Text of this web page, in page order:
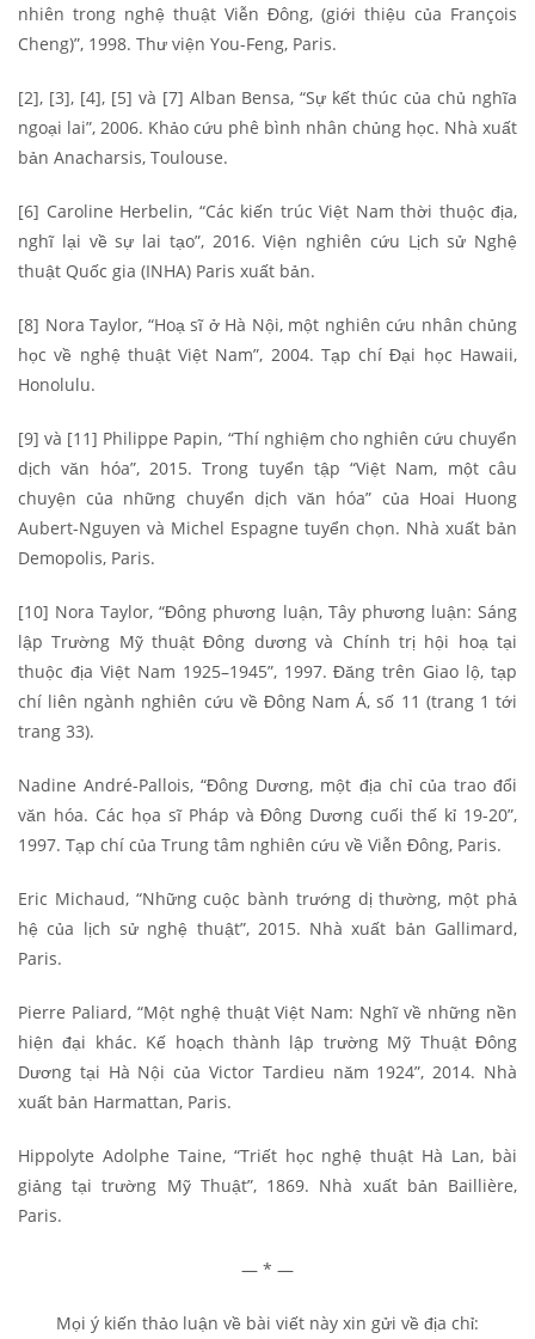
nhiên trong nghệ thuật Viễn Đông, (giới thiệu của François
Cheng)”, 1998. Thư viện You-Feng, Paris.
[2], [3], [4], [5] và [7] Alban Bensa, “Sự kết thúc của chủ nghĩa
ngoại lai”, 2006. Khảo cứu phê bình nhân chủng học. Nhà xuất
bản Anacharsis, Toulouse.
[6] Caroline Herbelin, “Các kiến trúc Việt Nam thời thuộc địa,
nghĩ lại về sự lai tạo”, 2016. Viện nghiên cứu Lịch sử Nghệ
thuật Quốc gia (INHA) Paris xuất bản.
[8] Nora Taylor, “Hoạ sĩ ở Hà Nội, một nghiên cứu nhân chủng
học về nghệ thuật Việt Nam”, 2004. Tạp chí Đại học Hawaii,
Honolulu.
[9] và [11] Philippe Papin, “Thí nghiệm cho nghiên cứu chuyển
dịch văn hóa”, 2015. Trong tuyển tập “Việt Nam, một câu
chuyện của những chuyển dịch văn hóa” của Hoai Huong
Aubert-Nguyen và Michel Espagne tuyển chọn. Nhà xuất bản
Demopolis, Paris.
[10] Nora Taylor, “Đông phương luận, Tây phương luận: Sáng
lập Trường Mỹ thuật Đông dương và Chính trị hội hoạ tại
thuộc địa Việt Nam 1925–1945”, 1997. Đăng trên Giao lộ, tạp
chí liên ngành nghiên cứu về Đông Nam Á, số 11 (trang 1 tới
trang 33).
Nadine André-Pallois, “Đông Dương, một địa chỉ của trao đổi
văn hóa. Các họa sĩ Pháp và Đông Dương cuối thế kỉ 19-20”,
1997. Tạp chí của Trung tâm nghiên cứu về Viễn Đông, Paris.
Eric Michaud, “Những cuộc bành trướng dị thường, một phả
hệ của lịch sử nghệ thuật”, 2015. Nhà xuất bản Gallimard,
Paris.
Pierre Paliard, “Một nghệ thuật Việt Nam: Nghĩ về những nền
hiện đại khác. Kế hoạch thành lập trường Mỹ Thuật Đông
Dương tại Hà Nội của Victor Tardieu năm 1924”, 2014. Nhà
xuất bản Harmattan, Paris.
Hippolyte Adolphe Taine, “Triết học nghệ thuật Hà Lan, bài
giảng tại trường Mỹ Thuật”, 1869. Nhà xuất bản Baillière,
Paris.
— * —
Mọi ý kiến thảo luận về bài viết này xin gửi về địa chỉ: